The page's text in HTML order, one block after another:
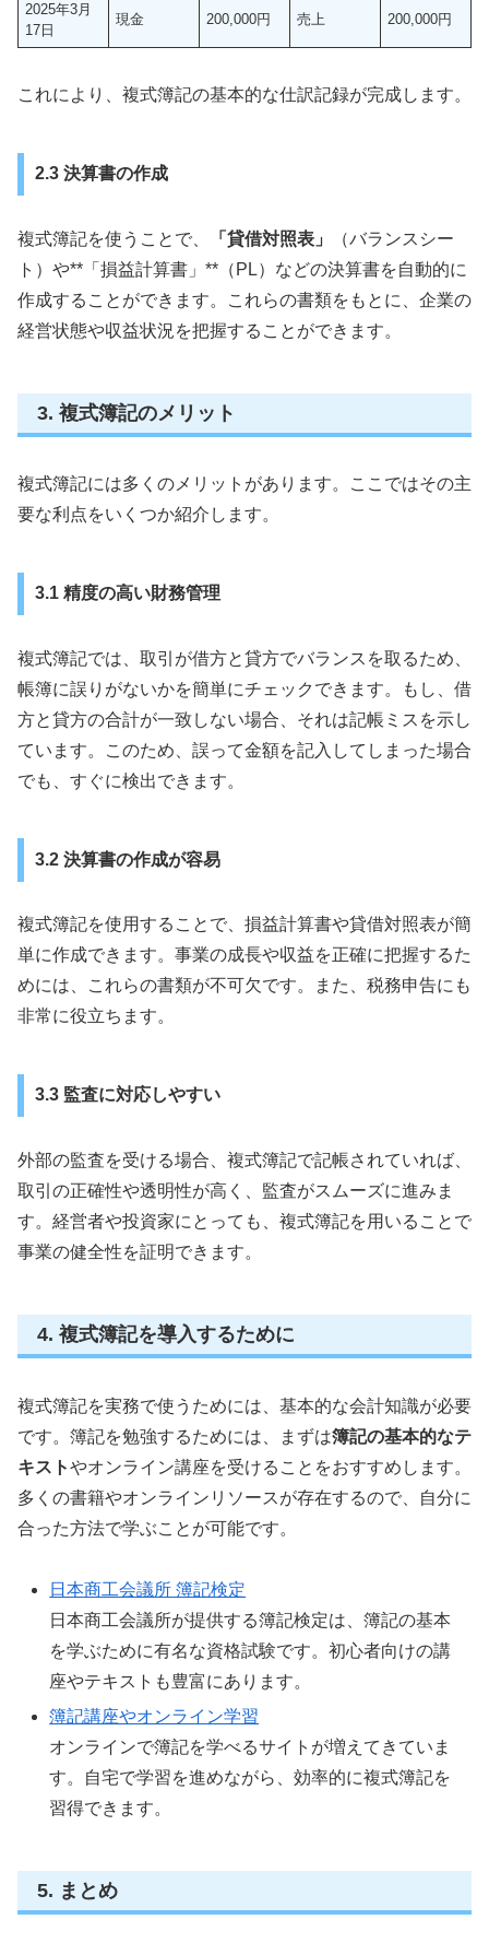
2025年3月
17日
現金 200,000円 売上 200,000円
これにより、複式簿記の基本的な仕訳記録が完成します。
2.3 決算書の作成
複式簿記を使うことで、 「貸借対照表」
（バランスシー
ト）や**「損益計算書」**（PL）などの決算書を自動的に
作成することができます。これらの書類をもとに、企業の
経営状態や収益状況を把握することができます。
3. 複式簿記のメリット
複式簿記には多くのメリットがあります。ここではその主
要な利点をいくつか紹介します。
3.1 精度の高い財務管理
複式簿記では、取引が借方と貸方でバランスを取るため、
帳簿に誤りがないかを簡単にチェックできます。もし、借
方と貸方の合計が一致しない場合、それは記帳ミスを示し
ています。このため、誤って金額を記入してしまった場合
でも、すぐに検出できます。
3.2 決算書の作成が容易
複式簿記を使用することで、損益計算書や貸借対照表が簡
単に作成できます。事業の成長や収益を正確に把握するた
めには、これらの書類が不可欠です。また、税務申告にも
非常に役立ちます。
3.3 監査に対応しやすい
外部の監査を受ける場合、複式簿記で記帳されていれば、
取引の正確性や透明性が高く、監査がスムーズに進みま
す。経営者や投資家にとっても、複式簿記を用いることで
事業の健全性を証明できます。
4. 複式簿記を導入するために
複式簿記を実務で使うためには、基本的な会計知識が必要
です。簿記を勉強するためには、まずは簿記の基本的なテ
キストやオンライン講座を受けることをおすすめします。
多くの書籍やオンラインリソースが存在するので、自分に
合った方法で学ぶことが可能です。
日本商工会議所 簿記検定
日本商工会議所が提供する簿記検定は、簿記の基本
を学ぶために有名な資格試験です。初心者向けの講
座やテキストも豊富にあります。
簿記講座やオンライン学習
オンラインで簿記を学べるサイトが増えてきていま
す。自宅で学習を進めながら、効率的に複式簿記を
習得できます。
5. まとめ